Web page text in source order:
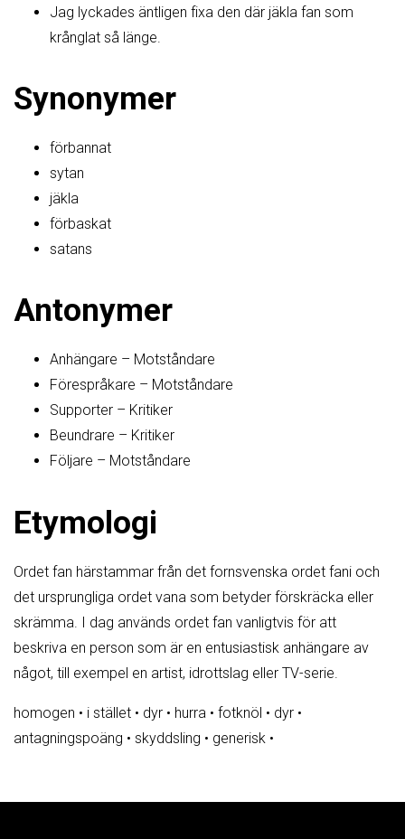
Jag lyckades äntligen fixa den där jäkla fan som
krånglat så länge.
Synonymer
förbannat
sytan
jäkla
förbaskat
satans
Antonymer
Anhängare – Motståndare
Förespråkare – Motståndare
Supporter – Kritiker
Beundrare – Kritiker
Följare – Motståndare
Etymologi
Ordet fan härstammar från det fornsvenska ordet fani och
det ursprungliga ordet vana som betyder förskräcka eller
skrämma. I dag används ordet fan vanligtvis för att
beskriva en person som är en entusiastisk anhängare av
något, till exempel en artist, idrottslag eller TV-serie.
homogen • i stället • dyr • hurra • fotknöl • dyr •
antagningspoäng • skyddsling • generisk •